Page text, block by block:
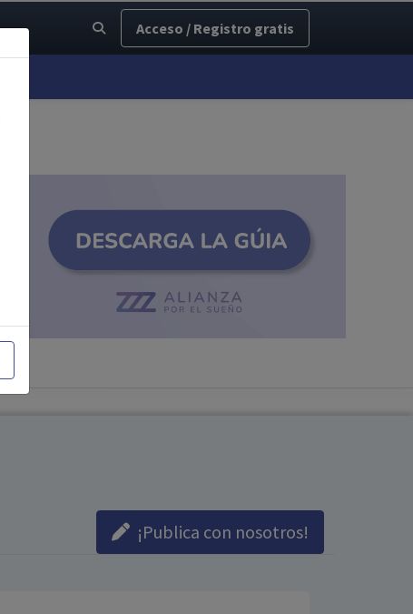
Acceso / Registro gratis
¡Publica con nosotros!